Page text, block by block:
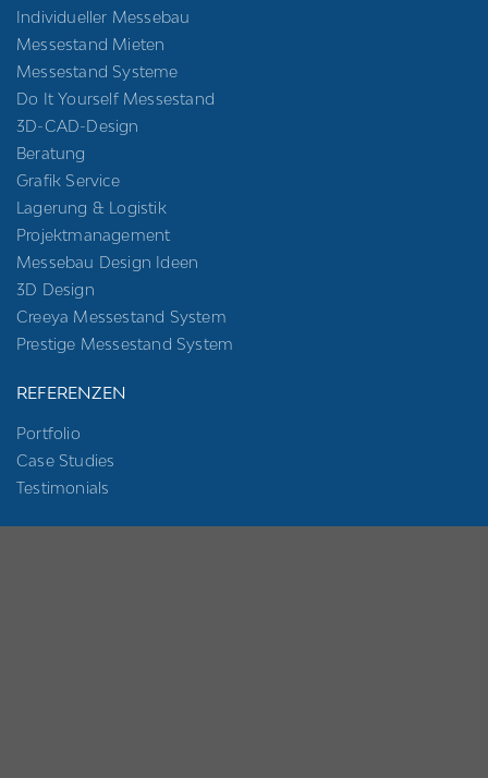
Individueller Messebau
Messestand Mieten
Messestand Systeme
Do It Yourself Messestand
3D-CAD-Design
Beratung
Grafik Service
Lagerung & Logistik
Projektmanagement
Messebau Design Ideen
3D Design
Creeya Messestand System
Prestige Messestand System
REFERENZEN
Portfolio
Case Studies
Testimonials